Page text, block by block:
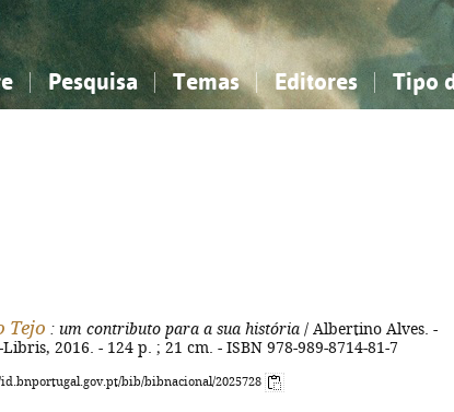
Pesquisa Temas
sociais...
Editores Tipo
sociais...
Tejo : um contributo para a sua história / Albertino Alves. -
2016. - 124 p. ; 21 cm. - ISBN 978-989-8714-81-7
bib/bibnacional/2025728